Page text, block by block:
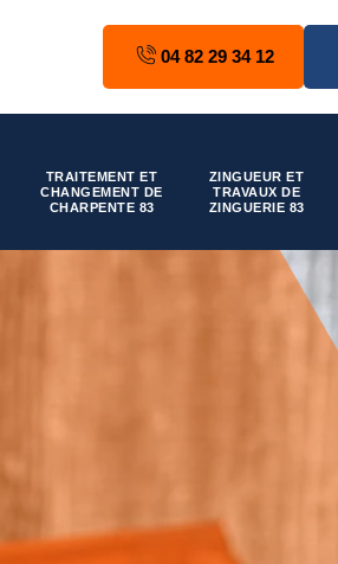
04 82 29 34 12
TRAITEMENT ET
CHANGEMENT DE
CHARPENTE 83
ZINGUEUR ET
TRAVAUX DE
ZINGUERIE 83